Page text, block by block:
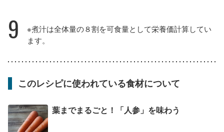
9
※煮汁は全体量の８割を可食量として栄養価計算してい
ます。
このレシピに使われている食材について
葉までまるごと！「人参」を味わう